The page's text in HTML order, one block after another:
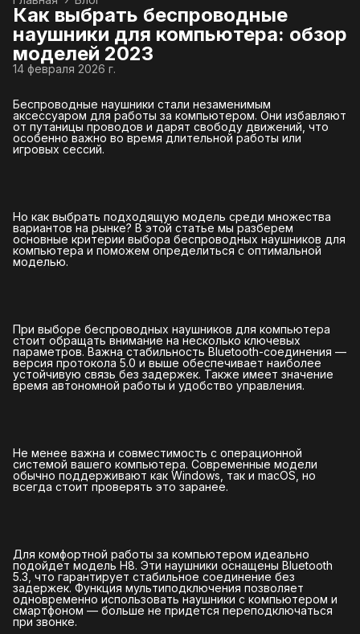
Как выбрать беспроводные
наушники для компьютера: обзор
моделей 2023
14 февраля 2026 г.
Беспроводные наушники стали незаменимым
аксессуаром для работы за компьютером. Они избавляют
от путаницы проводов и дарят свободу движений, что
особенно важно во время длительной работы или
игровых сессий.
Но как выбрать подходящую модель среди множества
вариантов на рынке? В этой статье мы разберем
основные критерии выбора беспроводных наушников для
компьютера и поможем определиться с оптимальной
моделью.
При выборе беспроводных наушников для компьютера
стоит обращать внимание на несколько ключевых
параметров. Важна стабильность Bluetooth-соединения —
версия протокола 5.0 и выше обеспечивает наиболее
устойчивую связь без задержек. Также имеет значение
время автономной работы и удобство управления.
Не менее важна и совместимость с операционной
системой вашего компьютера. Современные модели
обычно поддерживают как Windows, так и macOS, но
всегда стоит проверять это заранее.
Для комфортной работы за компьютером идеально
подойдет модель H8. Эти наушники оснащены Bluetooth
5.3, что гарантирует стабильное соединение без
задержек. Функция мультиподключения позволяет
одновременно использовать наушники с компьютером и
смартфоном — больше не придется переподключаться
при звонке.